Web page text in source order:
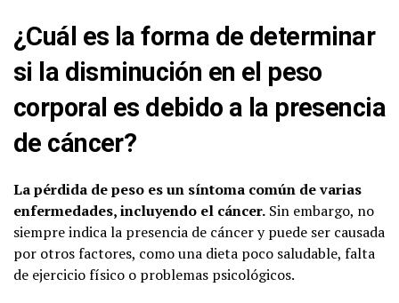
¿Cuál es la forma de determinar
si la disminución en el peso
corporal es debido a la presencia
de cáncer?
La pérdida de peso es un síntoma común de varias
enfermedades, incluyendo el cáncer. Sin embargo, no
siempre indica la presencia de cáncer y puede ser causada
por otros factores, como una dieta poco saludable, falta
de ejercicio físico o problemas psicológicos.